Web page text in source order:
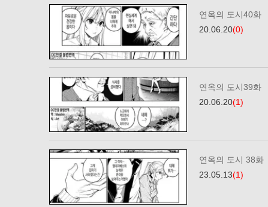
연옥의 도시40화
20.06.20(0)
연옥의 도시39화
20.06.20(1)
연옥의 도시 38화
23.05.13(1)